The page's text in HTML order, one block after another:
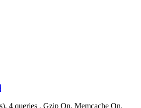
4 queries , Gzip On, Memcache On.